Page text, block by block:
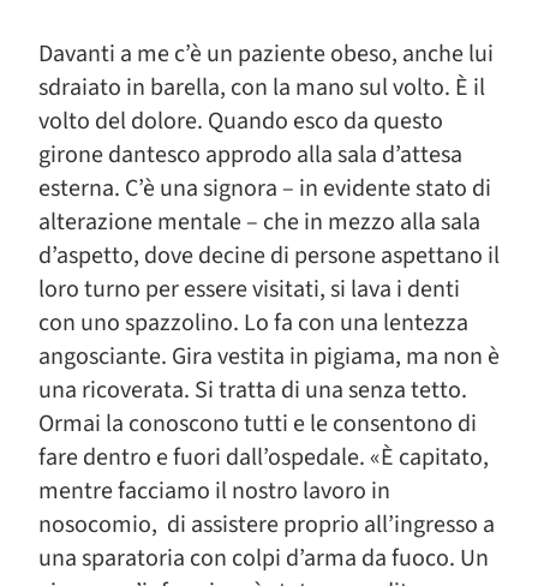
Davanti a me c’è un paziente obeso, anche lui
sdraiato in barella, con la mano sul volto. È il
volto del dolore. Quando esco da questo
girone dantesco approdo alla sala d’attesa
esterna. C’è una signora – in evidente stato di
alterazione mentale – che in mezzo alla sala
d’aspetto, dove decine di persone aspettano il
loro turno per essere visitati, si lava i denti
con uno spazzolino. Lo fa con una lentezza
angosciante. Gira vestita in pigiama, ma non è
una ricoverata. Si tratta di una senza tetto.
Ormai la conoscono tutti e le consentono di
fare dentro e fuori dall’ospedale. «È capitato,
mentre facciamo il nostro lavoro in
nosocomio, di assistere proprio all’ingresso a
una sparatoria con colpi d’arma da fuoco. Un